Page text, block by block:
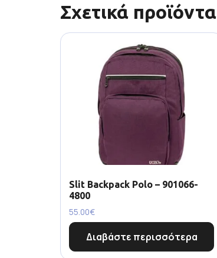
Σχετικά προϊόντα
Slit Backpack Polo – 901066-
4800
55.00€
Διαβάστε περισσότερα